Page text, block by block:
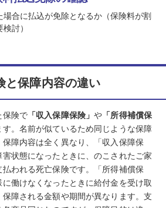
合に払込が免除となるか（保険料が割
討）
と保障内容の違い
保険で「収入保障保険」や 「所得補償保
す。名前が似ているため同じような保障
障内容は全く異なり、「収入保障保
状態になったときに、のこされたご家
われる死亡保険です。「所得補償保
働けなくなったときに給付金を受け取
障される金額や期間が異なります。支